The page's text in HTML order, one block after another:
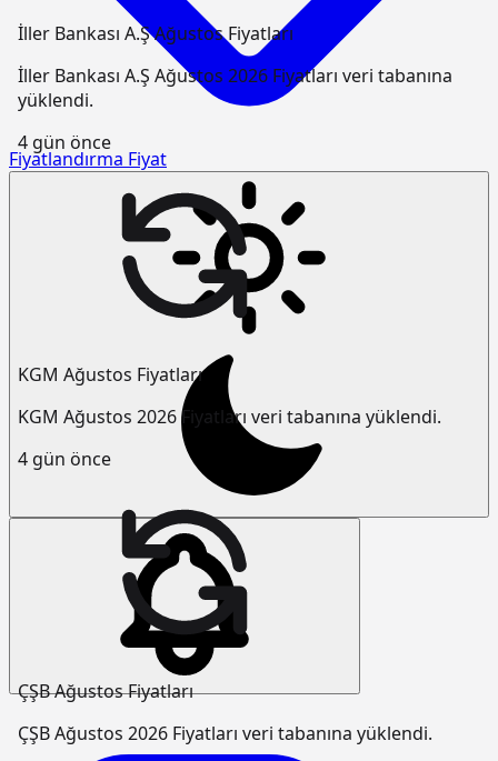
Fiyatlandırma Fiyat
İller Bankası A.Ş Ağustos Fiyatları
İller Bankası A.Ş Ağustos 2026 Fiyatları veri tabanına
yüklendi.
4 gün önce
KGM Ağustos Fiyatları
KGM Ağustos 2026 Fiyatları veri tabanına yüklendi.
4 gün önce
ÇŞB Ağustos Fiyatları
ÇŞB Ağustos 2026 Fiyatları veri tabanına yüklendi.